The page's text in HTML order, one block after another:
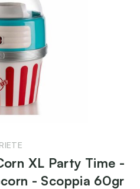
XL Party Time -
- Scoppia 60gr